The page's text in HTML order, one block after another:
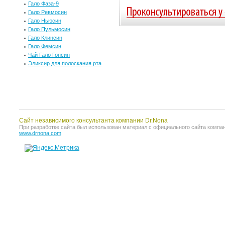
Гало Фаза-9
Гало Ревмосин
Гало Ньюсин
Гало Пульмосин
Гало Клинсин
Гало Фемсин
Чай Гало Гонсин
Эликсир для полоскания рта
Сайт независимого консультанта компании Dr.Nona
При разработке сайта был использован материал с официального сайта
www.drnona.com